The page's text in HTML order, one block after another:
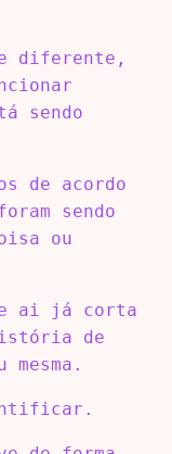
diferente,
sendo
de acordo
sendo
ou
e ai já corta
de
mesma.